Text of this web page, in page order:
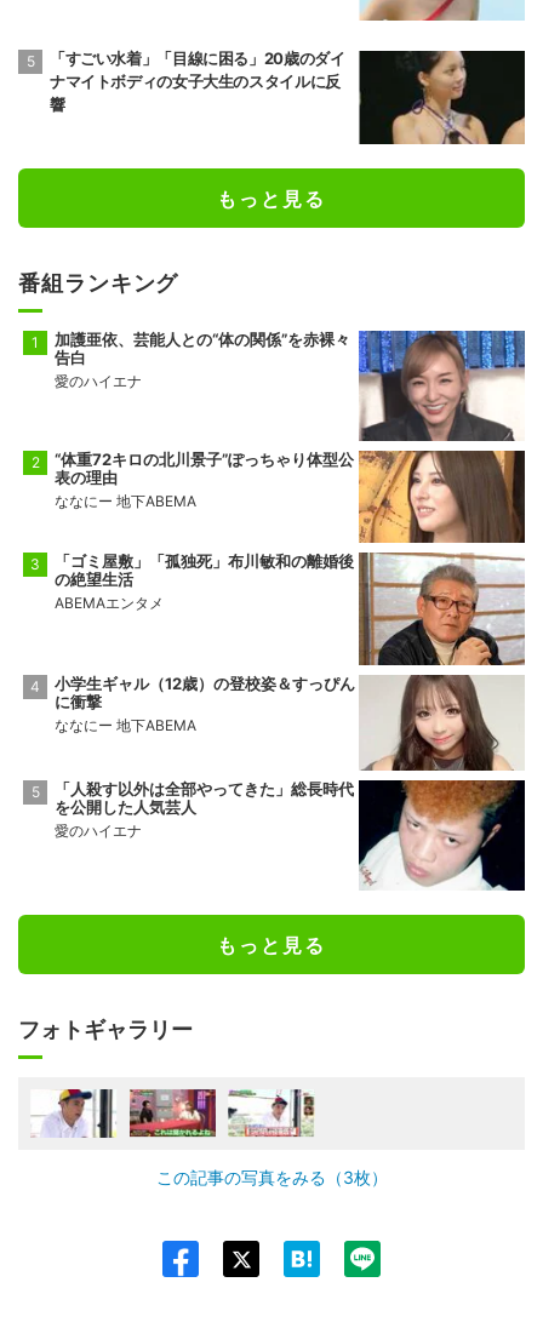
「すごい水着」「目線に困る」20歳のダイ
ナマイトボディの女子大生のスタイルに反
響
もっと見る
番組ランキング
加護亜依、芸能人との“体の関係”を赤裸々
告白
愛のハイエナ
“体重72キロの北川景子”ぽっちゃり体型公
表の理由
ななにー 地下ABEMA
「ゴミ屋敷」「孤独死」布川敏和の離婚後
の絶望生活
ABEMAエンタメ
小学生ギャル（12歳）の登校姿＆すっぴん
に衝撃
ななにー 地下ABEMA
「人殺す以外は全部やってきた」総長時代
を公開した人気芸人
愛のハイエナ
もっと見る
フォトギャラリー
この記事の写真をみる（3枚）